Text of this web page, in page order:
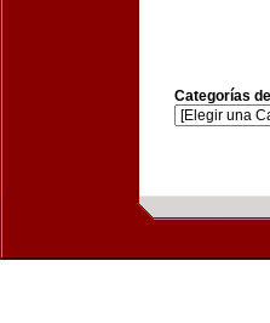
Categorías